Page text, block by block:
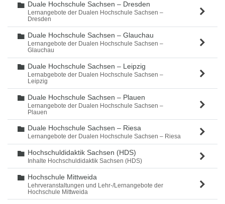
Ordner
Duale Hochschule Sachsen – Dresden
Lernangebote der Dualen Hochschule Sachsen –
Dresden
Ordner
Duale Hochschule Sachsen – Glauchau
Lernangebote der Dualen Hochschule Sachsen –
Glauchau
Ordner
Duale Hochschule Sachsen – Leipzig
Lernabgebote der Dualen Hochschule Sachsen –
Leipzig
Ordner
Duale Hochschule Sachsen – Plauen
Lernangebote der Dualen Hochschule Sachsen –
Plauen
Ordner
Duale Hochschule Sachsen – Riesa
Lernangebote der Dualen Hochschule Sachsen – Riesa
Ordner
Hochschuldidaktik Sachsen (HDS)
Inhalte Hochschuldidaktik Sachsen (HDS)
Ordner
Hochschule Mittweida
Lehrveranstaltungen und Lehr-/Lernangebote der
Hochschule Mittweida